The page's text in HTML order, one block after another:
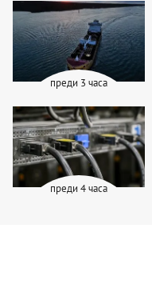
преди 3 часа
преди 4 часа